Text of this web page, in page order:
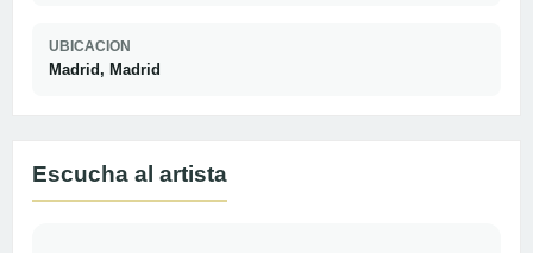
UBICACION
Madrid, Madrid
Escucha al artista